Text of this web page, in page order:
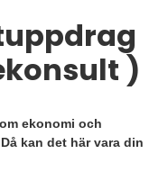
)
ekonomi och
kan det här vara din